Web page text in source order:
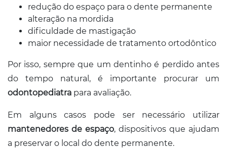
redução do espaço para o dente permanente
alteração na mordida
dificuldade de mastigação
maior necessidade de tratamento ortodôntico
Por isso, sempre que um dentinho é perdido antes
do tempo natural, é importante procurar um
odontopediatra para avaliação.
Em alguns casos pode ser necessário utilizar
mantenedores de espaço, dispositivos que ajudam
a preservar o local do dente permanente.